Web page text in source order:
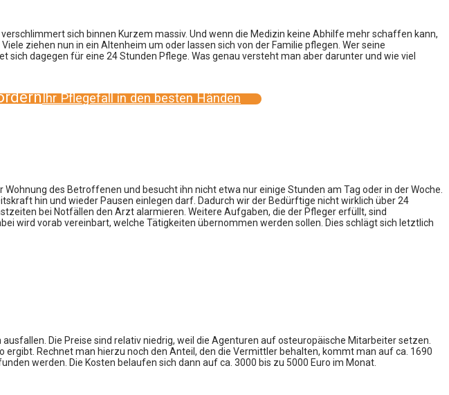
sich binnen Kurzem massiv. Und wenn die Medizin keine Abhilfe mehr schaffen kann,
ziehen nun in ein Altenheim um oder lassen sich von der Familie pflegen. Wer seine
dagegen für eine 24 Stunden Pflege. Was genau versteht man aber darunter und wie viel
Ihr Pflegefall in den besten Händen
des Betroffenen und besucht ihn nicht etwa nur einige Stunden am Tag oder in der Woche.
hin und wieder Pausen einlegen darf. Dadurch wir der Bedürftige nicht wirklich über 24
bei Notfällen den Arzt alarmieren. Weitere Aufgaben, die der Pfleger erfüllt, sind
wird vorab vereinbart, welche Tätigkeiten übernommen werden sollen. Dies schlägt sich letztlich
Die Preise sind relativ niedrig, weil die Agenturen auf osteuropäische Mitarbeiter setzen.
Rechnet man hierzu noch den Anteil, den die Vermittler behalten, kommt man auf ca. 1690
werden. Die Kosten belaufen sich dann auf ca. 3000 bis zu 5000 Euro im Monat.